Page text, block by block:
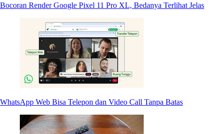
Bocoran Render Google Pixel 11 Pro XL, Bedanya Terlihat Jelas
WhatsApp Web Bisa Telepon dan Video Call Tanpa Batas